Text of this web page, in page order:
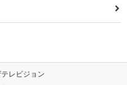
レビジョン